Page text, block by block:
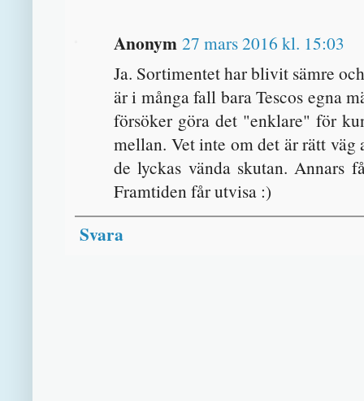
Anonym 27 mars 2016 kl. 15:03
Ja. Sortimentet har blivit sämre
är i många fall bara Tescos egna
försöker göra det "enklare" för
mellan. Vet inte om det är rätt väg
de lyckas vända skutan. Annars
Framtiden får utvisa :)
Svara